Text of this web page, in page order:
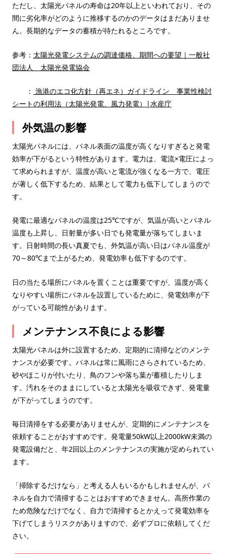
ただし、太陽光パネルの寿命は20年以上といわれており、その
間に劣化率がどのように推移するのかのデータはまだありませ
ん。長期的なデータの蓄積が待たれるところです。
参考： 太陽光発電システムの調達価格、期間への要望｜一般社
団法人 太陽光発電協会
： 漁港のエコ化方針（再エネ）ガイドライン 事業性検討
シートの利用法（太陽光発電、風力発電）|水産庁
外気温の影響
太陽光パネルには、パネル表面の温度が高くなりすぎると発電
効率が下がるという特性があります。電力は、電流×電圧によっ
て求められますが、温度が高いと電流が強くなる一方で、電圧
が著しく低下するため、結果として電力も低下してしまうので
す。
発電に最適なパネルの温度は25℃ですが、気温が高いとパネル
温度も上昇し、日射量が多い日でも発電量が落ちてしまいま
す。日射時間の長い真夏でも、外気温が高い日はパネル温度が
70～80℃まで上がるため、発電効率も低下するのです。
日の当たる場所にパネルを置くことは重要ですが、温度が高く
なりやすい場所にパネルを設置しているために、発電効率が下
がっている可能性があります。
メンテナンス不良による影響
太陽光パネルは外に設置するため、定期的に清掃などのメンテ
ナンスが必要です。パネルは常に風雨にさらされているため、
砂やほこりが付いたり、鳥のフンや落ち葉が蓄積したりしま
す。汚れをそのままにしていると太陽光を吸収できず、発電量
が下がってしまうのです。
毎日清掃をする必要がありませんが、定期的にメンテナンスを
依頼することがおすすめです。発電量50kW以上2000kW未満の
発電設備だと、年2回以上のメンテナンスの実施が定められてい
ます。
「掃除するだけなら」と考える人もいるかもしれませんが、パ
ネルを自力で清掃することはおすすめできません。高所作業の
ため危険なだけでなく、自力で清掃するとかえって発電効率を
下げてしまうリスクがありますので、必ずプロに依頼してくだ
さい。